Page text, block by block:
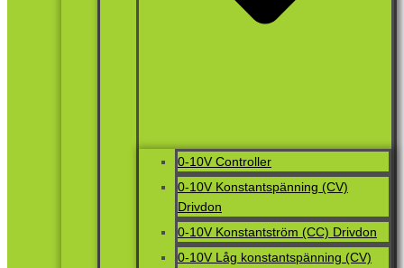
0-10V Controller
0-10V Konstantspänning (CV)
Drivdon
0-10V Konstantström (CC) Drivdon
0-10V Låg konstantspänning (CV)